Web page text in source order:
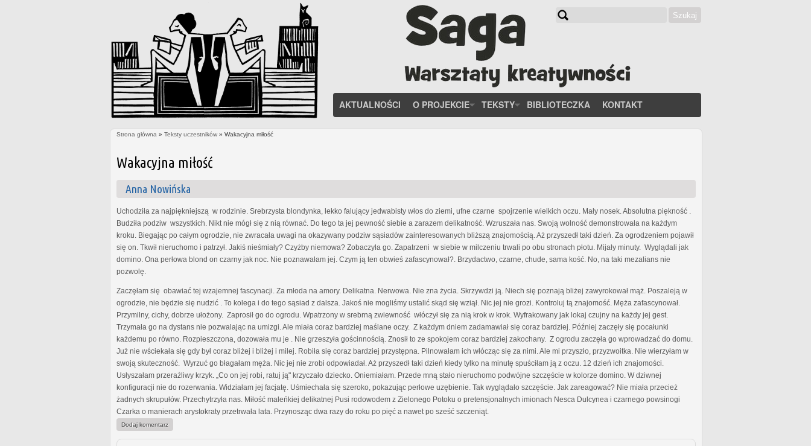
Szukaj
AKTUALNOŚCI O PROJEKCIE TEKSTY BIBLIOTECZKA KONTAKT
Strona główna » Teksty uczestników » Wakacyjna miłość
Wakacyjna miłość
Anna Nowińska
Uchodziła za najpiękniejszą w rodzinie. Srebrzysta blondynka, lekko falujący jedwabisty włos do ziemi, ufne czarne spojrzenie wielkich oczu. Mały nosek. Absolutna piękność .
Budziła podziw wszystkich. Nikt nie mógł się z nią równać. Do tego ta jej pewność siebie a zarazem delikatność. Wzruszała nas. Swoją wolność demonstrowała na każdym
kroku. Biegając po całym ogrodzie, nie zwracała uwagi na okazywany podziw sąsiadów zainteresowanych bliższą znajomością. Aż przyszedł taki dzień. Za ogrodzeniem pojawił
się on. Tkwił nieruchomo i patrzył. Jakiś nieśmiały? Czyżby niemowa? Zobaczyła go. Zapatrzeni w siebie w milczeniu trwali po obu stronach płotu. Mijały minuty. Wyglądali jak
domino. Ona perłowa blond on czarny jak noc. Nie poznawałam jej. Czym ją ten obwieś zafascynował?. Brzydactwo, czarne, chude, sama kość. No, na taki mezalians nie
pozwolę.
Zaczęłam się obawiać tej wzajemnej fascynacji. Za młoda na amory. Delikatna. Nerwowa. Nie zna życia. Skrzywdzi ją. Niech się poznają bliżej zawyrokował mąż. Poszaleją w
ogrodzie, nie będzie się nudzić . To kolega i do tego sąsiad z dalsza. Jakoś nie mogliśmy ustalić skąd się wziął. Nic jej nie grozi. Kontroluj tą znajomość. Męża zafascynował.
Przymilny, cichy, dobrze ułożony. Zaprosił go do ogrodu. Wpatrzony w srebrną zwiewność włóczył się za nią krok w krok. Wyfrakowany jak lokaj czujny na każdy jej gest.
Trzymała go na dystans nie pozwalając na umizgi. Ale miała coraz bardziej maślane oczy. Z każdym dniem zadamawiał się coraz bardziej. Później zaczęły się pocałunki
każdemu po równo. Rozpieszczona, dozowała mu je . Nie grzeszyła gościnnością. Znosił to ze spokojem coraz bardziej zakochany. Z ogrodu zaczęła go wprowadzać do domu.
Już nie wściekała się gdy był coraz bliżej i bliżej i milej. Robiła się coraz bardziej przystępna. Pilnowałam ich włócząc się za nimi. Ale mi przyszło, przyzwoitka. Nie wierzyłam w
swoją skuteczność. Wyrzuć go błagałam męża. Nic jej nie zrobi odpowiadał. Aż przyszedł taki dzień kiedy tylko na minutę spuściłam ją z oczu. 12 dzień ich znajomości.
Usłyszałam przeraźliwy krzyk. „Co on jej robi, ratuj ją" krzyczało dziecko. Oniemiałam. Przede mną stało nieruchomo podwójne szczęście w kolorze domino. W dziwnej
konfiguracji nie do rozerwania. Widziałam jej facjatę. Uśmiechała się szeroko, pokazując perłowe uzębienie. Tak wyglądało szczęście. Jak zareagować? Nie miała przecież
żadnych skrupułów. Przechytrzyła nas. Miłość maleńkiej delikatnej Pusi rodowodem z Zielonego Potoku o pretensjonalnych imionach Nesca Dulcynea i czarnego powsinogi
Czarka o manierach arystokraty przetrwała lata. Przynosząc dwa razy do roku po pięć a nawet po sześć szczeniąt.
Dodaj komentarz